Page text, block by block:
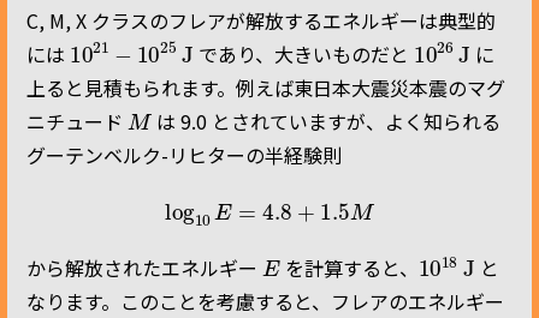
C, M, X クラスのフレアが解放するエネルギーは典型的
には 1021−1025 Jであり、大きいものだと 1026Jに
上ると見積もられます。例えば東日本大震災本震のマグ
ニチュード M
は 9.0 とされていますが、よく知られる
グーテンベルク-リヒターの半経験則
M
から解放されたエネルギー を計算すると、 1018
と
なります。このことを考慮すると、フレアのエネルギー